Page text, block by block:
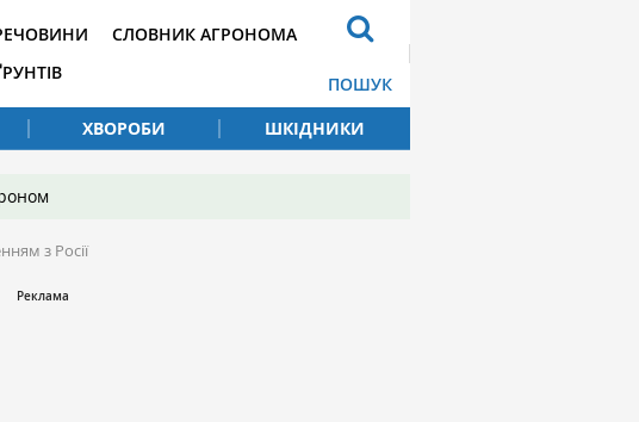
СЛОВНИК АГРОНОМА
ПОШУК
ХВОРОБИ ШКІДНИКИ
з Росії